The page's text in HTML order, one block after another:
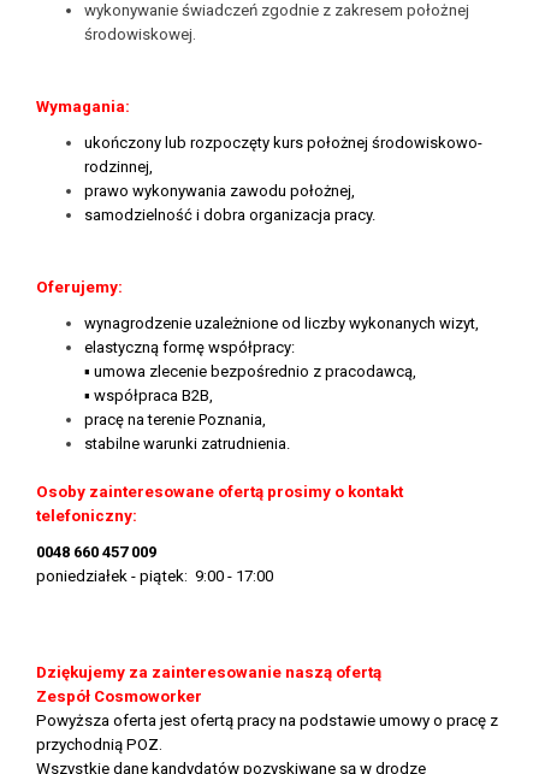
wykonywanie świadczeń zgodnie z zakresem położnej
środowiskowej.
Wymagania:
ukończony lub rozpoczęty kurs położnej środowiskowo-
rodzinnej,
prawo wykonywania zawodu położnej,
samodzielność i dobra organizacja pracy.
Oferujemy:
wynagrodzenie uzależnione od liczby wykonanych wizyt,
elastyczną formę współpracy:
▪ umowa zlecenie bezpośrednio z pracodawcą,
▪ współpraca B2B,
pracę na terenie Poznania,
stabilne warunki zatrudnienia.
Osoby zainteresowane ofertą prosimy o kontakt
telefoniczny:
0048 660 457 009
poniedziałek - piątek: 9:00 - 17:00
Dziękujemy za zainteresowanie naszą ofertą
Zespół Cosmoworker
Powyższa oferta jest ofertą pracy na podstawie umowy o pracę z
przychodnią POZ.
Wszystkie dane kandydatów pozyskiwane są w drodze